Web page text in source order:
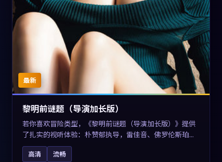
最新
黎明前谜题（导演加长版）
若你喜欢冒险类型，《黎明前谜题（导演加长版）》提供
了扎实的视听体验：朴赞郁执导，雷佳音、佛罗伦斯·珀与
章子怡共同演绎。影片2025年于美国上映，内容在有限空
间内完成高密度的戏剧冲突，关键词包含高清流畅、人物
高清 流畅